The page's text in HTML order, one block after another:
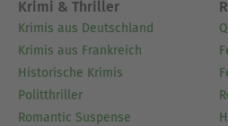
Krimi & Thriller
Krimis aus Deutschland
Krimis aus Frankreich
Historische Krimis
Politthriller
Romantic Suspense